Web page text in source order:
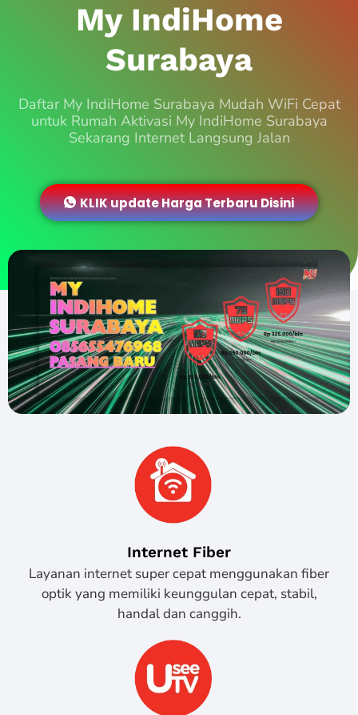
My IndiHome
Surabaya
Daftar My IndiHome Surabaya Mudah WiFi Cepat
untuk Rumah Aktivasi My IndiHome Surabaya
Sekarang Internet Langsung Jalan
KLIK update Harga Terbaru Disini
Internet Fiber
Layanan internet super cepat menggunakan fiber
optik yang memiliki keunggulan cepat, stabil,
handal dan canggih.